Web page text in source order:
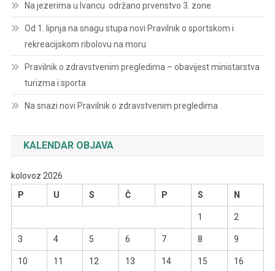
Na jezerima u Ivancu održano prvenstvo 3. zone
Od 1. lipnja na snagu stupa novi Pravilnik o sportskom i
rekreacijskom ribolovu na moru
Pravilnik o zdravstvenim pregledima – obavijest ministarstva
turizma i sporta
Na snazi novi Pravilnik o zdravstvenim pregledima
KALENDAR OBJAVA
kolovoz 2026
P
U S Č P S N
1 2
3 4 5 6 7 8 9
10 11 12 13 14 15 16